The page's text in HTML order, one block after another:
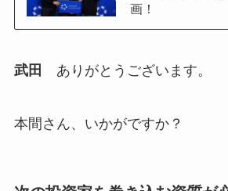
画！
武田 ありがとうございます。
本間さん、いかがですか？